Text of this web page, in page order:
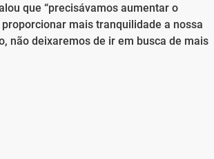
que “precisávamos aumentar o
mais tranquilidade a nossa
não deixaremos de ir em busca de mais